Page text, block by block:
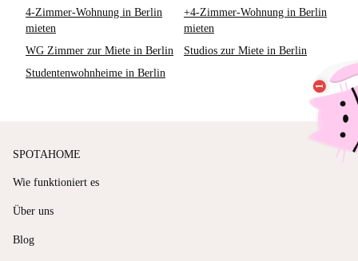
4-Zimmer-Wohnung in Berlin
mieten
+4-Zimmer-Wohnung in Berlin
mieten
WG Zimmer zur Miete in Berlin
Studios zur Miete in Berlin
Studentenwohnheime in Berlin
SPOTAHOME
Wie funktioniert es
Über uns
Blog